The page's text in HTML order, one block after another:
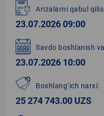
1
of
2
Arizalarni qabul
23.07.2026 09:00
Savdo boshlanish
23.07.2026 10:00
Boshlang‘ich narxi:
25 274 743.00 UZS